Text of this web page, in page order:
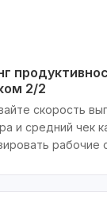
2/2
скорость
и средний чек
рабочие